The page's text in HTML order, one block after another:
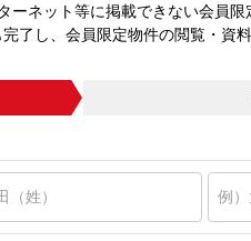
ネット等に掲載できない会員限
了し、会員限定物件の閲覧・資